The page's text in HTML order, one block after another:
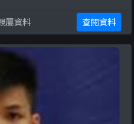
屬資料 查閱資料